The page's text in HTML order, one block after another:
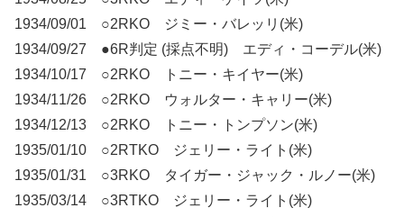
1934/09/01 ○2RKO ジミー・バレッリ(米)
1934/09/27 ●6R判定 (採点不明) エディ・コーデル(米)
1934/10/17 ○2RKO トニー・キイヤー(米)
1934/11/26 ○2RKO ウォルター・キャリー(米)
1934/12/13 ○2RKO トニー・トンプソン(米)
1935/01/10 ○2RTKO ジェリー・ライト(米)
1935/01/31 ○3RKO タイガー・ジャック・ルノー(米)
1935/03/14 ○3RTKO ジェリー・ライト(米)